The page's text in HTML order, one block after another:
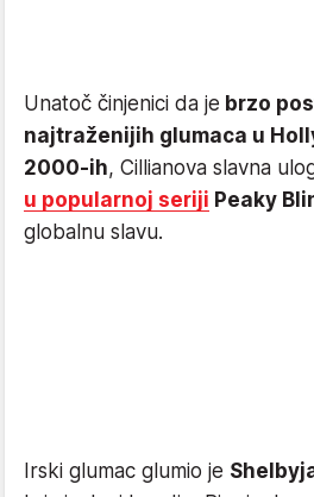
Unatoč činjenici da je brzo
najtraženijih glumaca u
2000-ih, Cillianova slavna
u popularnoj seriji Peaky
globalnu slavu.
Irski glumac glumio je